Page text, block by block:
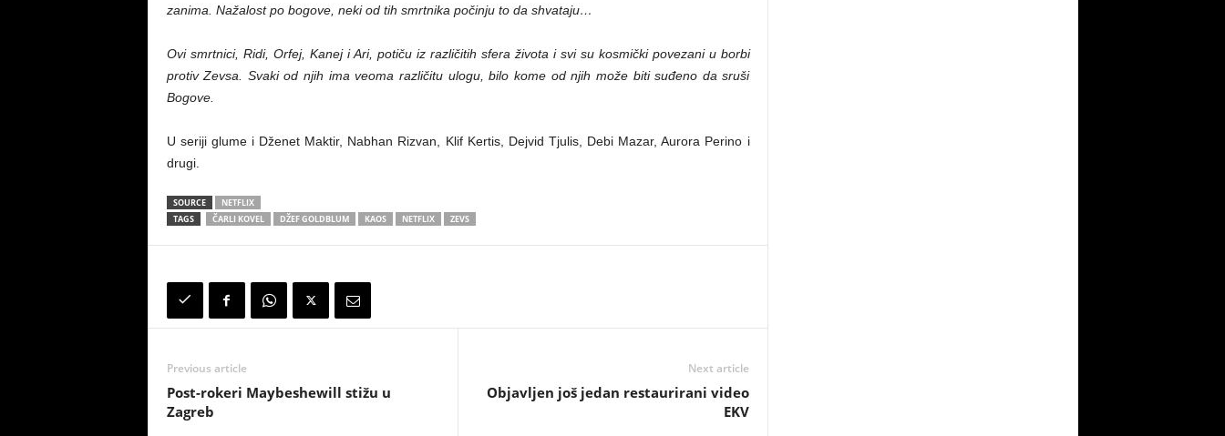
zanima. Nažalost po bogove, neki od tih smrtnika počinju to da shvataju…
Ovi smrtnici, Ridi, Orfej, Kanej i Ari, potiču iz različitih sfera života i svi su kosmički povezani u borbi
protiv Zevsa. Svaki od njih ima veoma različitu ulogu, bilo kome od njih može biti suđeno da sruši
Bogove.
U seriji glume i Dženet Maktir, Nabhan Rizvan, Klif Kertis, Dejvid Tjulis, Debi Mazar, Aurora Perino i
drugi.
SOURCE
NETFLIX
TAGS
ČARLI KOVEL DŽEF GOLDBLUM KAOS NETFLIX ZEVS
Previous article
Post-rokeri Maybeshewill stižu u
Zagreb
Next article
Objavljen još jedan restaurirani video
EKV